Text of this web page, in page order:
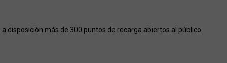
a disposición más de 300 puntos de recarga abiertos al público